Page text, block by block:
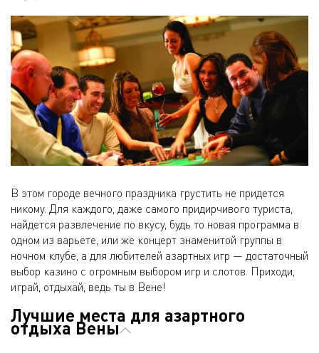
В этом городе вечного праздника грустить не придется
никому. Для каждого, даже самого придирчивого туриста,
найдется развлечение по вкусу, будь то новая программа в
одном из варьете, или же концерт знаменитой группы в
ночном клубе, а для любителей азартных игр — достаточный
выбор казино с огромным выбором игр и слотов. Приходи,
играй, отдыхай, ведь ты в Вене!
Лучшие места для азартного
отдыха Вены